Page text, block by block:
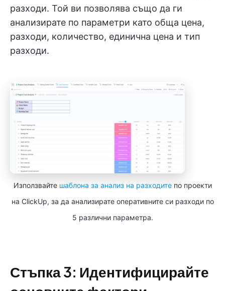
разходи. Той ви позволява също да ги
анализирате по параметри като обща цена,
разходи, количество, единична цена и тип
разходи.
Използвайте шаблона за анализ на разходитепо проекти
на ClickUp, за да анализирате оперативните си разходи по
5 различни параметра.
Стъпка 3: Идентифицирайте